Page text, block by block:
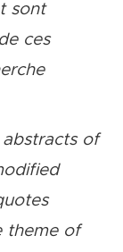
sont
ces
abstracts of
theme of